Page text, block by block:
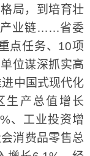
局，到培育壮
产业链……省委
点任务、10项
位谋深抓实高
中国式现代化
生产总值增长
、工业投资增
消费品零售总